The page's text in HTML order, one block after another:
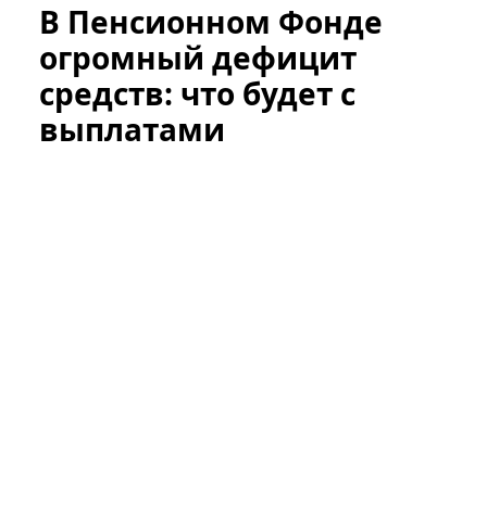
В Пенсионном Фонде
огромный дефицит
средств: что будет с
выплатами